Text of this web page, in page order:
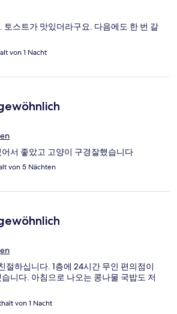
토스트가 맛있더라구요. 다음에도 한 번 갈
von 1 Nacht
서 좋았고 고양이 구경잘했습니다
von 5 Nächten
절하십니다. 1층에 24시간 무인 편의점이
니다. 아침으로 나오는 콩나물 국밥도 저
von 1 Nacht